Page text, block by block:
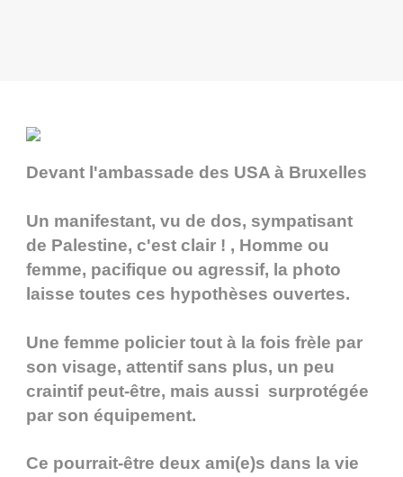
Devant l'ambassade des USA à Bruxelles
Un manifestant, vu de dos, sympatisant
de Palestine, c'est clair ! , Homme ou
femme, pacifique ou agressif, la photo
laisse toutes ces hypothèses ouvertes.
Une femme policier tout à la fois frèle par
son visage, attentif sans plus, un peu
craintif peut-être, mais aussi surprotégée
par son équipement.
Ce pourrait-être deux ami(e)s dans la vie